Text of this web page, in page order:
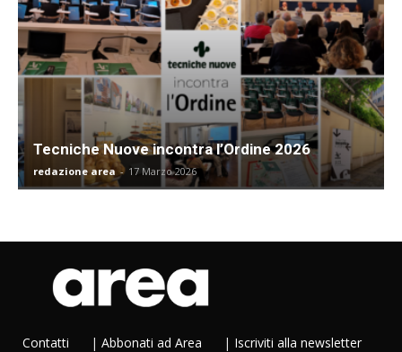
Tecniche Nuove incontra l’Ordine 2026
redazione area - 17 Marzo 2026
Contatti | Abbonati ad Area | Iscriviti alla newsletter